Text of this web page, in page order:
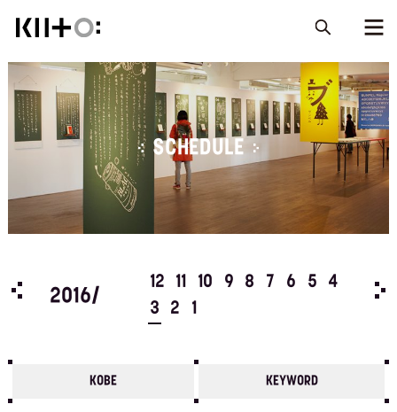
SCHEDULE
4
2016/
12 11 10 9 8 7 6 5
4
3
2 1
KOBE KEYWORD